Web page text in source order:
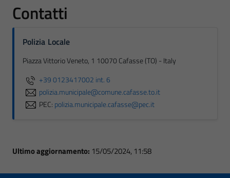
Contatti
Polizia Locale
Piazza Vittorio Veneto, 1 10070 Cafasse (TO) - Italy
+39 0123417002 int. 6
polizia.municipale@comune.cafasse.to.it
PEC: polizia.municipale.cafasse@pec.it
Ultimo aggiornamento: 15/05/2024, 11:58